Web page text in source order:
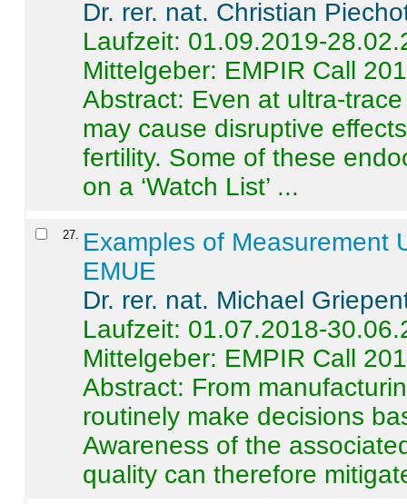
Dr. rer. nat. Christian
Laufzeit: 01.09.2019-
Mittelgeber: EMPIR Call
Abstract: Even at ultra-
may cause disruptive
fertility. Some of these
on a ‘Watch List’ ...
27. Examples of Measurement
EMUE
Dr. rer. nat. Michael
Laufzeit: 01.07.2018-
Mittelgeber: EMPIR Call
Abstract: From
routinely make decisions
Awareness of the
quality can therefore